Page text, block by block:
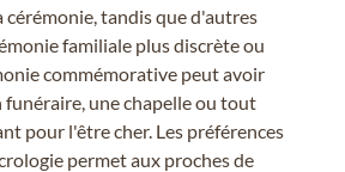
cérémonie, tandis que d'autres
familiale plus discrète ou
commémorative peut avoir
funéraire, une chapelle ou tout
pour l'être cher. Les préférences
permet aux proches de